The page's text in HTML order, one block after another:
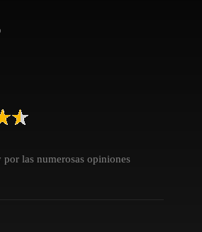
las numerosas opiniones